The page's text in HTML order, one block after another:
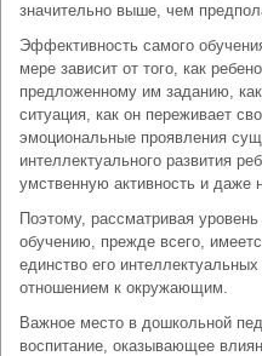
значительно выше, чем
Эффективность самого
мере зависит от того, как
предложенному им заданию,
ситуация, как он переживает
эмоциональные проявления
интеллектуального развития
умственную активность и даже
Поэтому, рассматривая
обучению, прежде всего,
единство его
отношением к окружающим.
Важное место в дошкольной
воспитание, оказывающее